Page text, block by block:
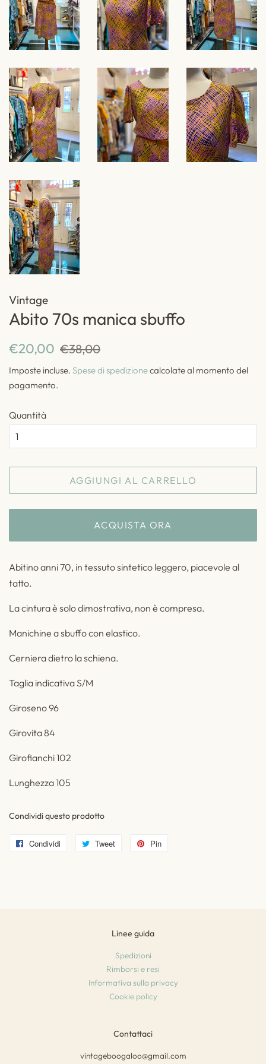
Vintage
Abito 70s manica sbuffo
Prezzo
listino
€20,00 Prezzo
€38,00
Imposte incluse. Spese di spedizionecalcolate al momento del
pagamento.
Quantità
AGGIUNGI AL CARRELLO
ACQUISTA ORA
Abitino anni 70, in tessuto sintetico leggero, piacevole al
tatto.
La cintura è solo dimostrativa, non è compresa.
Manichine a sbuffo con elastico.
Cerniera dietro la schiena.
Taglia indicativa S/M
Giroseno 96
Girovita 84
Girofianchi 102
Lunghezza 105
Condividi questo prodotto
Condividi
CondividiTweet
Twitta
Pin
Linee guida
Spedizioni
Rimborsi e resi
Informativa sulla privacy
Cookie policy
Contattaci
vintageboogaloo@gmail.com